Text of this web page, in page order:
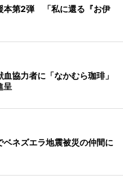
本第2弾 「私に還る『お伊
協力者に「なかむら珈琲」
呈
ネズエラ地震被災の仲間に